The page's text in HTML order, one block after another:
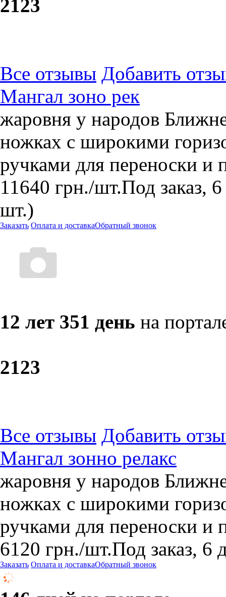
2123
Все отзывы Добавить
Мангал зоно рек
жаровня у народов
ножках с широкими
ручками для переноски и
11640 грн./шт.Под заказ,
шт.)
Заказать Оплата и доставкаОбратный звонок
12 лет 351 день на
2123
Все отзывы Добавить
Мангал зонно релакс
жаровня у народов
ножках с широкими
ручками для переноски и
6120 грн./шт.Под заказ, 6
Заказать Оплата и доставкаОбратный звонок